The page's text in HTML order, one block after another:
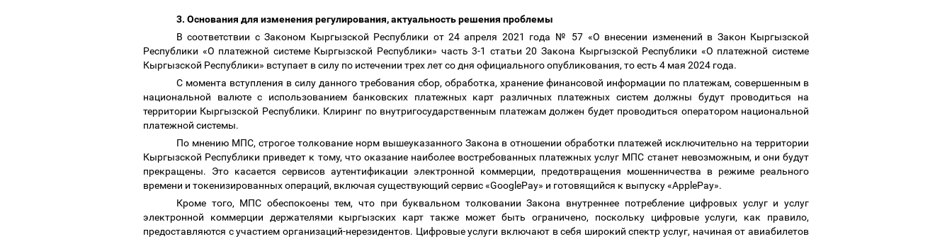
3. Основания для изменения регулирования, актуальность решения проблемы
В соответствии с Законом Кыргызской Республики от 24 апреля 2021 года № 57 «О внесении изменений в Закон Кыргызской
Республики «О платежной системе Кыргызской Республики» часть 3-1 статьи 20 Закона Кыргызской Республики «О платежной системе
Кыргызской Республики» вступает в силу по истечении трех лет со дня официального опубликования, то есть 4 мая 2024 года.
С момента вступления в силу данного требования сбор, обработка, хранение финансовой информации по платежам, совершенным в
национальной валюте с использованием банковских платежных карт различных платежных систем должны будут проводиться на
территории Кыргызской Республики. Клиринг по внутригосударственным платежам должен будет проводиться оператором национальной
платежной системы.
По мнению МПС, строгое толкование норм вышеуказанного Закона в отношении обработки платежей исключительно на территории
Кыргызской Республики приведет к тому, что оказание наиболее востребованных платежных услуг МПС станет невозможным, и они будут
прекращены. Это касается сервисов аутентификации электронной коммерции, предотвращения мошенничества в режиме реального
времени и токенизированных операций, включая существующий сервис «GooglePay» и готовящийся к выпуску «ApplePay».
Кроме того, МПС обеспокоены тем, что при буквальном толковании Закона внутреннее потребление цифровых услуг и услуг
электронной коммерции держателями кыргызских карт также может быть ограничено, поскольку цифровые услуги, как правило,
предоставляются с участием организаций-нерезидентов. Цифровые услуги включают в себя широкий спектр услуг, начиная от авиабилетов